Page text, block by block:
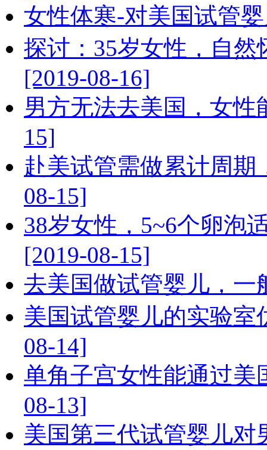
女性体寒-对美国试管
探讨：35岁女性，自
[2019-08-16]
男方无法去美国，女性
15]
赴美试管需做累计周期
08-15]
38岁女性，5~6个卵泡
[2019-08-15]
去美国做试管婴儿，一
美国试管婴儿的实验室
08-14]
单角子宫女性能通过美
08-13]
美国第三代试管婴儿对